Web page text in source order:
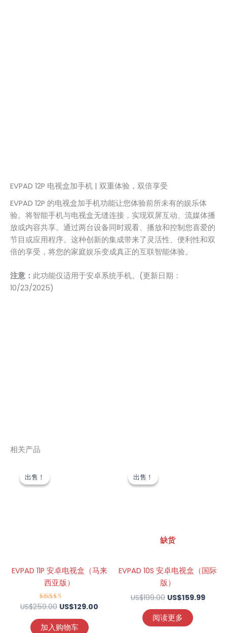
EVPAD 12P 电视盒加手机 | 双重体验，双倍享受
EVPAD 12P 的电视盒加手机功能让您体验前所未有的娱乐体
验。将智能手机与电视盒无缝连接，实现双屏互动、流媒体播
放或内容共享。通过两台设备同时观看、播放和控制您喜爱的
节目或应用程序。这种创新的集成带来了灵活性、便利性和双
倍的享受，将您的家庭娱乐变成真正的互联智能体验。
注意： 此功能仅适用于安卓系统手机。(更新日期：
10/23/2025)
相关产品
出售！
出售！
EVPAD 11P 安卓电视盒（马来
西亚版）
评分
4.88
&sol; 5
US$259.00 US$129.00
加入购物车
出售！
缺货
出售！
EVPAD 10S 安卓电视盒（国际
版）
US$199.00 US$159.99
阅读更多